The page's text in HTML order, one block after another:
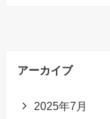
アーカイブ
2025年7月